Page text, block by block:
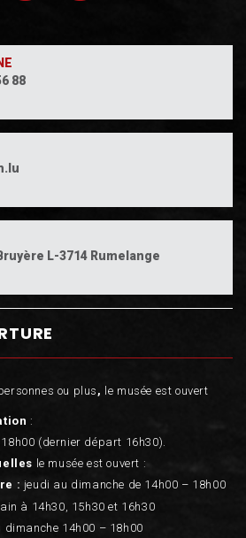
88
L-3714 Rumelange
ou plus, le musée est ouvert
:
(dernier départ 16h30).
le musée est ouvert :
: jeudi au dimanche de 14h00 – 18h00
à 14h30, 15h30 et 16h30
14h00 – 18h00